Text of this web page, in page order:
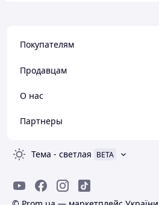
Покупателям
Продавцам
О нас
Партнеры
Тема - светлая BETA